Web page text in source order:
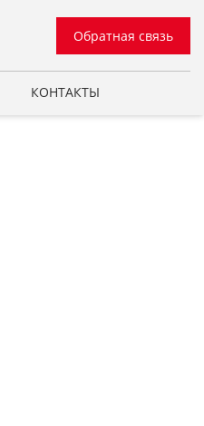
Обратная связь
КОНТАКТЫ